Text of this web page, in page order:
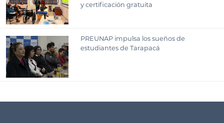
y certificación gratuita
PREUNAP impulsa los sueños de
estudiantes de Tarapacá